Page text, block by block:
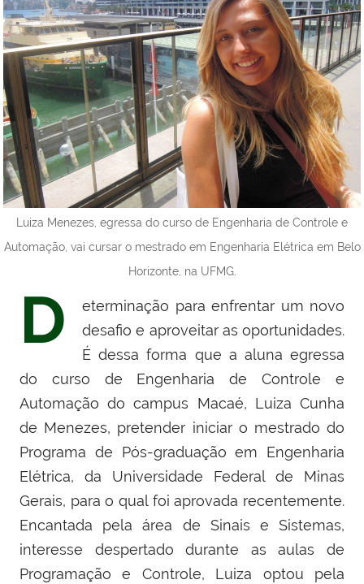
Luiza Menezes, egressa do curso de Engenharia de Controle e
Automação, vai cursar o mestrado em Engenharia Elétrica em Belo
Horizonte, na UFMG.
D
eterminação para enfrentar um novo
desafio e aproveitar as oportunidades.
É dessa forma que a aluna egressa
do curso de Engenharia de Controle e
Automação do campus Macaé, Luiza Cunha
de Menezes, pretender iniciar o mestrado do
Programa de Pós-graduação em Engenharia
Elétrica, da Universidade Federal de Minas
Gerais, para o qual foi aprovada recentemente.
Encantada pela área de Sinais e Sistemas,
interesse despertado durante as aulas de
Programação e Controle, Luiza optou pela